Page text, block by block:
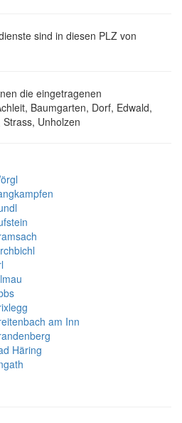
sind in diesen PLZ von
die eingetragenen
Baumgarten, Dorf, Edwald,
Unholzen
am Inn
Häring